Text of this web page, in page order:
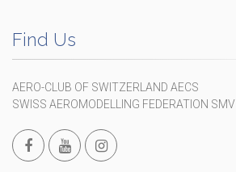
Find Us
AERO-CLUB OF SWITZERLAND AECS
SWISS AEROMODELLING FEDERATION SMV